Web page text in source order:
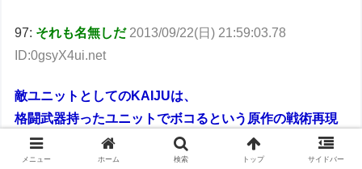
97: それも名無しだ 2013/09/22(日) 21:59:03.78
ID:0gsyX4ui.net
敵ユニットとしてのKAIJUは、
格闘武器持ったユニットでボコるという原作の戦術再現
の為
射撃武器で攻撃してしまった場合、即ゲームオーバー扱
メニュー ホーム 検索 トップ サイドバー